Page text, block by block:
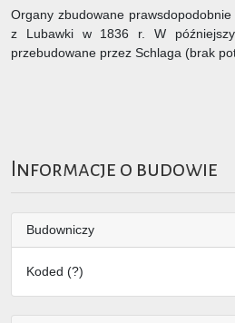
Organy zbudowane
z Lubawki w 1836 r. W
przebudowane przez Schlaga (brak
Informacje o budowie
Budowniczy
Koded (?)